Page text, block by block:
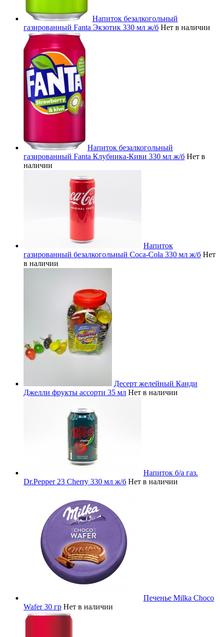
Напиток безалкогольный
газированный Fanta Экзотик 330 мл ж/б Нет в наличии
Напиток безалкогольный
газированный Fanta Клубника-Киви 330 мл ж/б Нет в
наличии
Напиток
газированный безалкогольный Coca-Cola 330 мл ж/б Нет
в наличии
Десерт желейный Канди
Джелли фрукты ассорти 35 мл Нет в наличии
Напиток б/а газ.
Dr.Pepper 23 Cherry 330 мл ж/б Нет в наличии
Печенье Milka Choco
Wafer 30 гр Нет в наличии